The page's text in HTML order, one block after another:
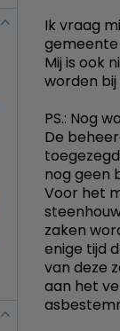
Ik vraag
gemeente
Mij is ook
worden
PS.: Nog
De
nog geen
Voor het
zaken
enige tijd
van deze
aan het